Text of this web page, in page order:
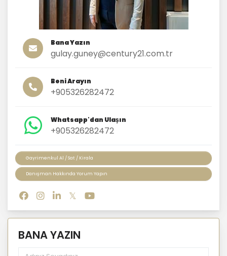
Bana Yazın
gulay.guney@century21.com.tr
Beni Arayın
+905326282472
Whatsapp'dan Ulaşın
+905326282472
Gayrimenkul Al / Sat / Kirala
Danışman Hakkında Yorum Yapın
BANA YAZIN